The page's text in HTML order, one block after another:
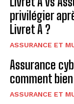
privilégier
Livret A ?
ASSURANCE ET
Assurance
comment
ASSURANCE ET